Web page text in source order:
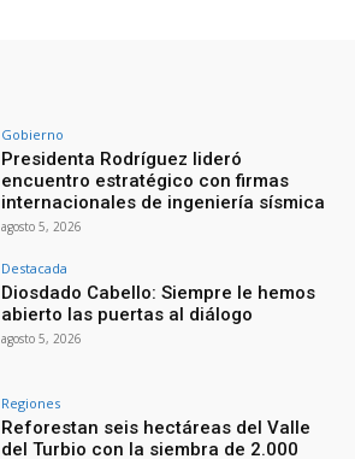
Gobierno
Presidenta Rodríguez lideró
encuentro estratégico con firmas
internacionales de ingeniería sísmica
agosto 5, 2026
Destacada
Diosdado Cabello: Siempre le hemos
abierto las puertas al diálogo
agosto 5, 2026
Regiones
Reforestan seis hectáreas del Valle
del Turbio con la siembra de 2.000